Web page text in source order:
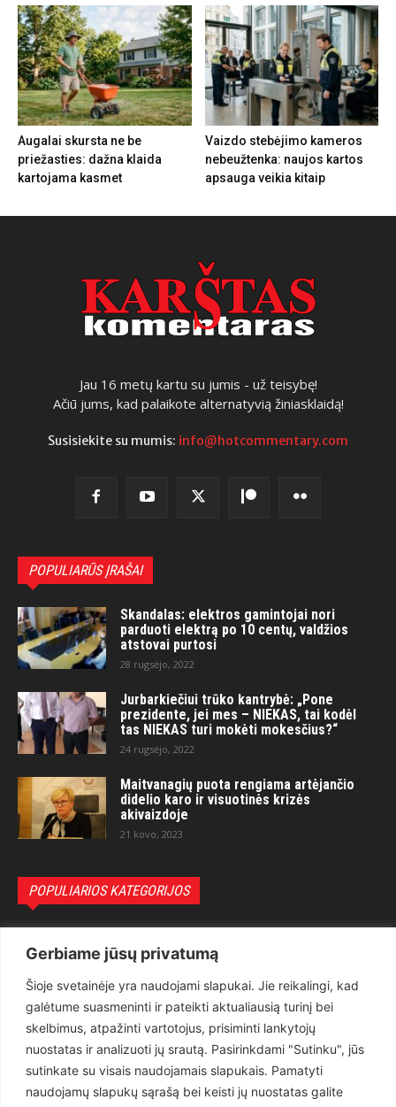
Gerbiame jūsų privatumą
Šioje svetainėje yra naudojami slapukai. Jie reikalingi, kad
galėtume suasmeninti ir pateikti aktualiausią turinį bei
skelbimus, atpažinti vartotojus, prisiminti lankytojų
nuostatas ir analizuoti jų srautą. Pasirinkdami "Sutinku", jūs
sutinkate su visais naudojamais slapukais. Pamatyti
naudojamų slapukų sąrašą bei keisti jų nuostatas galite
Augalai skursta ne be
priežasties: dažna klaida
kartojama kasmet
Vaizdo stebėjimo kameros
nebeužtenka: naujos kartos
apsauga veikia kitaip
Jau 16 metų kartu su jumis - už teisybę!
Ačiū jums, kad palaikote alternatyvią žiniasklaidą!
Susisiekite su mumis: info@hotcommentary.com
POPULIARŪS ĮRAŠAI
Skandalas: elektros gamintojai nori
parduoti elektrą po 10 centų, valdžios
atstovai purtosi
28 rugsėjo, 2022
Jurbarkiečiui trūko kantrybė: „Pone
prezidente, jei mes – NIEKAS, tai kodėl
tas NIEKAS turi mokėti mokesčius?“
24 rugsėjo, 2022
Maitvanagių puota rengiama artėjančio
didelio karo ir visuotinės krizės
akivaizdoje
21 kovo, 2023
POPULIARIOS KATEGORIJOS
Teisėsauga
1497
Aktualu
Lietuva
619
Pasaulis
Статьи на русском